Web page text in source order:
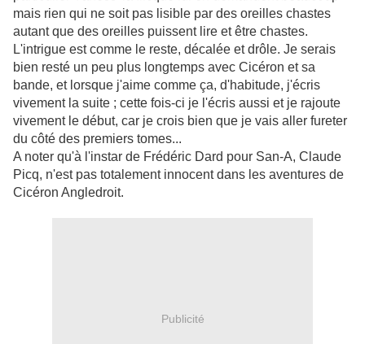
mais rien qui ne soit pas lisible par des oreilles chastes
autant que des oreilles puissent lire et être chastes.
L'intrigue est comme le reste, décalée et drôle. Je serais
bien resté un peu plus longtemps avec Cicéron et sa
bande, et lorsque j'aime comme ça, d'habitude, j'écris
vivement la suite ; cette fois-ci je l'écris aussi et je rajoute
vivement le début, car je crois bien que je vais aller fureter
du côté des premiers tomes...
A noter qu'à l'instar de Frédéric Dard pour San-A, Claude
Picq, n'est pas totalement innocent dans les aventures de
Cicéron Angledroit.
Publicité